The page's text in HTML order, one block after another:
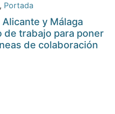
, Portada
y Málaga
de trabajo para poner
de colaboración